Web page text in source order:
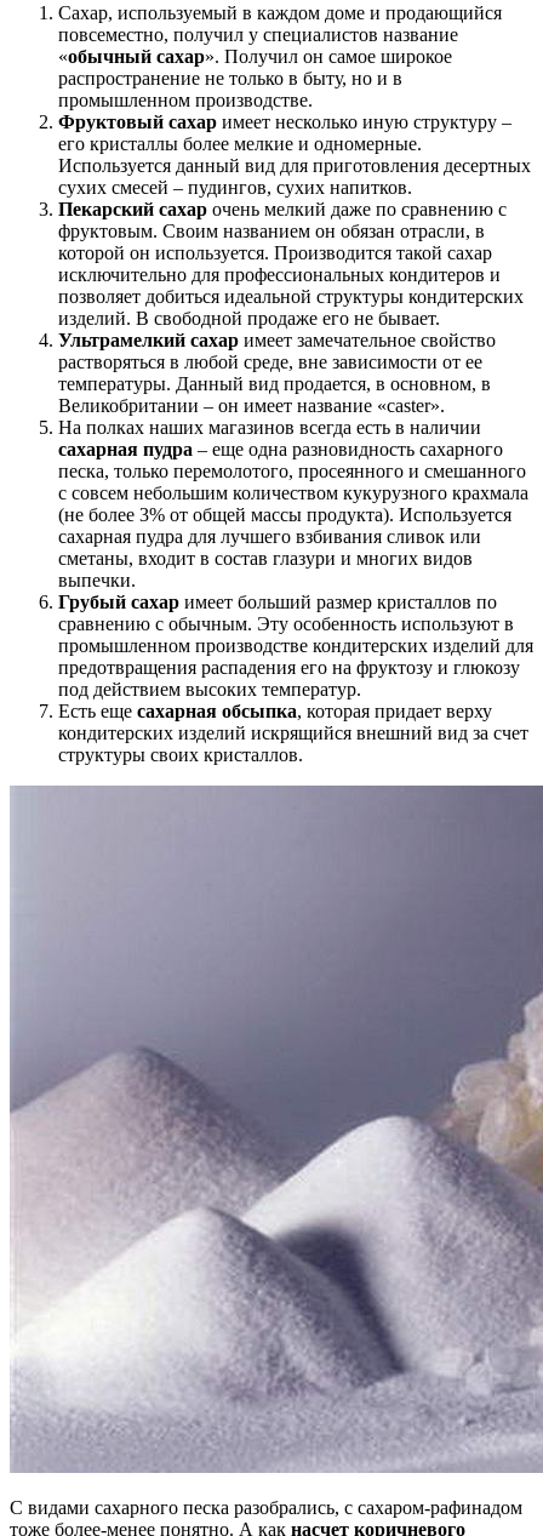
Сахар, используемый в каждом доме и продающийся
повсеместно, получил у специалистов название
«обычный сахар». Получил он самое широкое
распространение не только в быту, но и в
промышленном производстве.
Фруктовый сахар имеет несколько иную структуру –
его кристаллы более мелкие и одномерные.
Используется данный вид для приготовления десертных
сухих смесей – пудингов, сухих напитков.
Пекарский сахар очень мелкий даже по сравнению с
фруктовым. Своим названием он обязан отрасли, в
которой он используется. Производится такой сахар
исключительно для профессиональных кондитеров и
позволяет добиться идеальной структуры кондитерских
изделий. В свободной продаже его не бывает.
Ультрамелкий сахар имеет замечательное свойство
растворяться в любой среде, вне зависимости от ее
температуры. Данный вид продается, в основном, в
Великобритании – он имеет название «caster».
На полках наших магазинов всегда есть в наличии
сахарная пудра – еще одна разновидность сахарного
песка, только перемолотого, просеянного и смешанного
с совсем небольшим количеством кукурузного крахмала
(не более 3% от общей массы продукта). Используется
сахарная пудра для лучшего взбивания сливок или
сметаны, входит в состав глазури и многих видов
выпечки.
Грубый сахар имеет больший размер кристаллов по
сравнению с обычным. Эту особенность используют в
промышленном производстве кондитерских изделий для
предотвращения распадения его на фруктозу и глюкозу
под действием высоких температур.
Есть еще сахарная обсыпка, которая придает верху
кондитерских изделий искрящийся внешний вид за счет
структуры своих кристаллов.
С видами сахарного песка разобрались, с сахаром-рафинадом
тоже более-менее понятно. А как насчет коричневого